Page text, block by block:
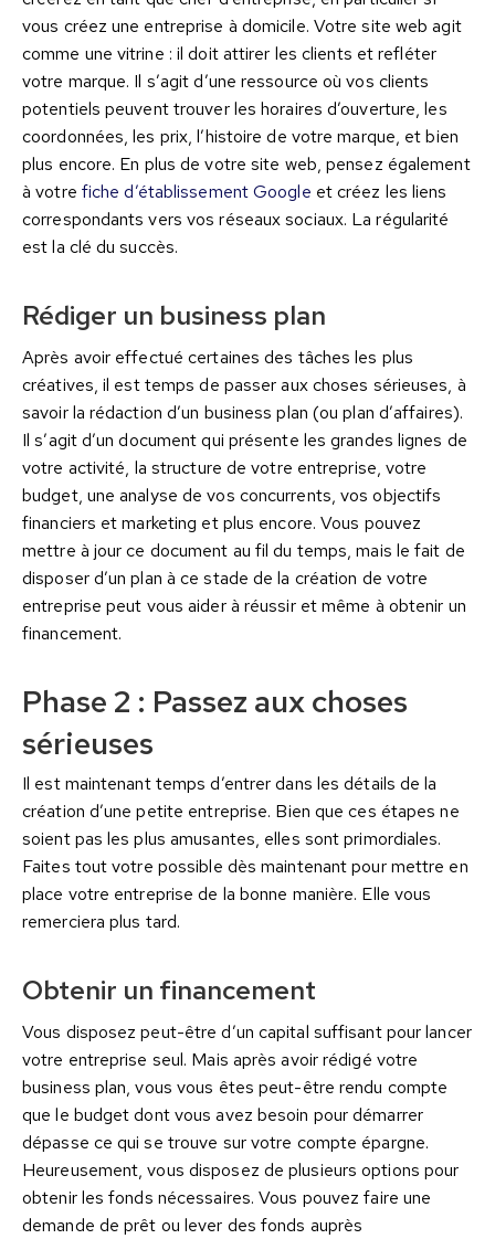
vous créez une entreprise à domicile. Votre site web agit
comme une vitrine : il doit attirer les clients et refléter
votre marque. Il s’agit d’une ressource où vos clients
potentiels peuvent trouver les horaires d’ouverture, les
coordonnées, les prix, l’histoire de votre marque, et bien
plus encore. En plus de votre site web, pensez également
à votre fiche d’établissement Google et créez les liens
correspondants vers vos réseaux sociaux. La régularité
est la clé du succès.
Rédiger un business plan
Après avoir effectué certaines des tâches les plus
créatives, il est temps de passer aux choses sérieuses, à
savoir la rédaction d’un business plan (ou plan d’affaires).
Il s’agit d’un document qui présente les grandes lignes de
votre activité, la structure de votre entreprise, votre
budget, une analyse de vos concurrents, vos objectifs
financiers et marketing et plus encore. Vous pouvez
mettre à jour ce document au fil du temps, mais le fait de
disposer d’un plan à ce stade de la création de votre
entreprise peut vous aider à réussir et même à obtenir un
financement.
Phase 2 : Passez aux choses
sérieuses
Il est maintenant temps d’entrer dans les détails de la
création d’une petite entreprise. Bien que ces étapes ne
soient pas les plus amusantes, elles sont primordiales.
Faites tout votre possible dès maintenant pour mettre en
place votre entreprise de la bonne manière. Elle vous
remerciera plus tard.
Obtenir un financement
Vous disposez peut-être d’un capital suffisant pour lancer
votre entreprise seul. Mais après avoir rédigé votre
business plan, vous vous êtes peut-être rendu compte
que le budget dont vous avez besoin pour démarrer
dépasse ce qui se trouve sur votre compte épargne.
Heureusement, vous disposez de plusieurs options pour
obtenir les fonds nécessaires. Vous pouvez faire une
demande de prêt ou lever des fonds auprès